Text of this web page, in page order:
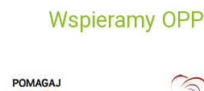
Wspieramy OPP